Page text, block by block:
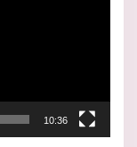
10:36